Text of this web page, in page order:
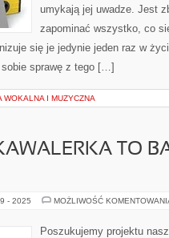
umykają jej uwadze. Jest
zapominać wszystko, co
się je jedynie jeden raz w
sprawę z tego […]
WOKALNA I MUZYCZNA
TO
- 2025 MOŻLIWOŚĆ
Poszukujemy projektu